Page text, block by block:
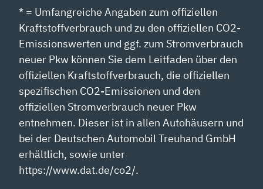
* = Umfangreiche Angaben zum offiziellen
Kraftstoffverbrauch und zu den offiziellen CO2-
Emissionswerten und ggf. zum Stromverbrauch
neuer Pkw können Sie dem Leitfaden über den
offiziellen Kraftstoffverbrauch, die offiziellen
spezifischen CO2-Emissionen und den
offiziellen Stromverbrauch neuer Pkw
entnehmen. Dieser ist in allen Autohäusern und
bei der Deutschen Automobil Treuhand GmbH
erhältlich, sowie unter
https://www.dat.de/co2/.